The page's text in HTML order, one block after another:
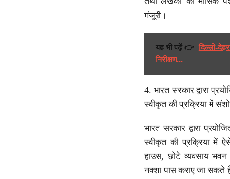
मंजूरी।
यह भी पढ़ें 👉 दिल्ली-
निरीक्षण...
4. भारत सरकार द्वारा
स्वीकृत की प्रक्रिया में
भारत सरकार द्वारा
स्वीकृत की प्रक्रिया में
हाउस, छोटे व्यवसाय भवन
नक्शा पास कराए जा सकते